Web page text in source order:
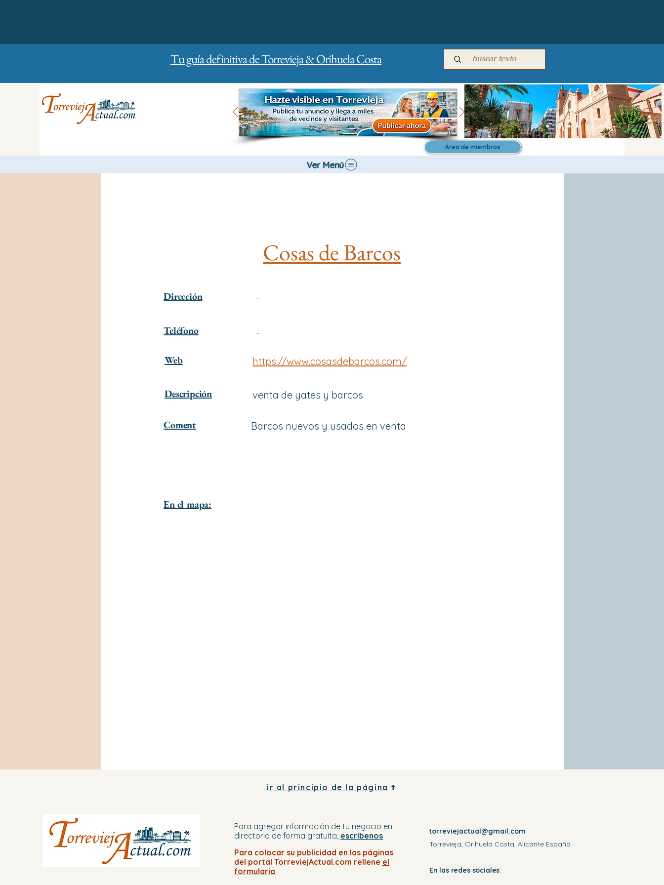
Tu guía definitiva de Torrevieja & Orihuela Costa
Área de miembros
Ver Menú
Cosas de Barcos
Dirección
Teléfono
Web
Descripción
-
-
https://www.cosasdebarcos.com/
venta de yates y barcos
Coment Barcos nuevos y usados en venta
En el mapa:
ir al principio de la página
Para agregar información de tu negocio en
directorio de forma gratuita, escríbenos
Para colocar su publicidad en las páginas
del portal TorreviejActual.com rellene el
formulario
torreviejactual@gmail.com
Torrevieja, Orihuela Costa, Alicante España
En las redes sociales: